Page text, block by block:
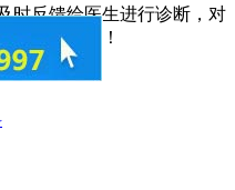
时反馈给医生进行诊断，对
！请您放心！